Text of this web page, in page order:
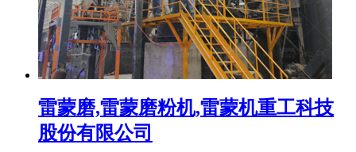
雷蒙磨,雷蒙磨粉机,雷蒙机重工科技
股份有限公司